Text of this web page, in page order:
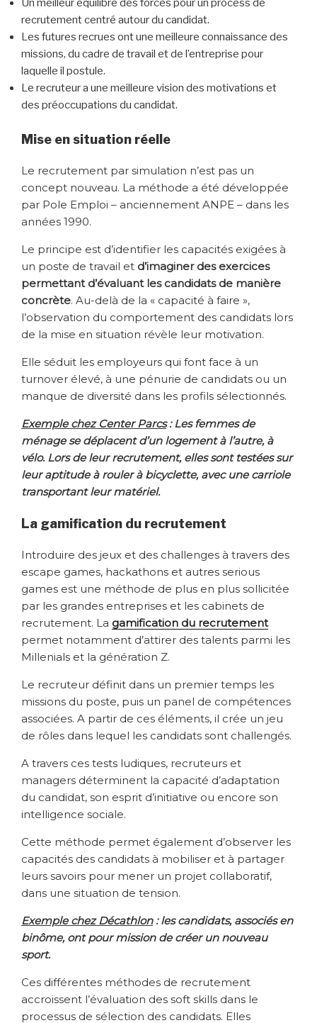
Un meilleur équilibre des forces pour un process de
recrutement centré autour du candidat.
Les futures recrues ont une meilleure connaissance des
missions, du cadre de travail et de l’entreprise pour
laquelle il postule.
Le recruteur a une meilleure vision des motivations et
des préoccupations du candidat.
Mise en situation réelle
Le recrutement par simulation n’est pas un
concept nouveau. La méthode a été développée
par Pole Emploi – anciennement ANPE – dans les
années 1990.
Le principe est d’identifier les capacités exigées à
un poste de travail et d’imaginer des exercices
permettant d’évaluant les candidats de manière
concrète. Au-delà de la « capacité à faire »,
l’observation du comportement des candidats lors
de la mise en situation révèle leur motivation.
Elle séduit les employeurs qui font face à un
turnover élevé, à une pénurie de candidats ou un
manque de diversité dans les profils sélectionnés.
Exemple chez Center Parcs: Les femmes de
ménage se déplacent d’un logement à l’autre, à
vélo. Lors de leur recrutement, elles sont testées sur
leur aptitude à rouler à bicyclette, avec une carriole
transportant leur matériel.
La gamification du recrutement
Introduire des jeux et des challenges à travers des
escape games, hackathons et autres serious
games est une méthode de plus en plus sollicitée
par les grandes entreprises et les cabinets de
recrutement. La gamification du recrutement
permet notamment d’attirer des talents parmi les
Millenials et la génération Z.
Le recruteur définit dans un premier temps les
missions du poste, puis un panel de compétences
associées. A partir de ces éléments, il crée un jeu
de rôles dans lequel les candidats sont challengés.
A travers ces tests ludiques, recruteurs et
managers déterminent la capacité d’adaptation
du candidat, son esprit d’initiative ou encore son
intelligence sociale.
Cette méthode permet également d’observer les
capacités des candidats à mobiliser et à partager
leurs savoirs pour mener un projet collaboratif,
dans une situation de tension.
Exemple chez Décathlon: les candidats, associés en
binôme, ont pour mission de créer un nouveau
sport.
Ces différentes méthodes de recrutement
accroissent l’évaluation des soft skills dans le
processus de sélection des candidats. Elles